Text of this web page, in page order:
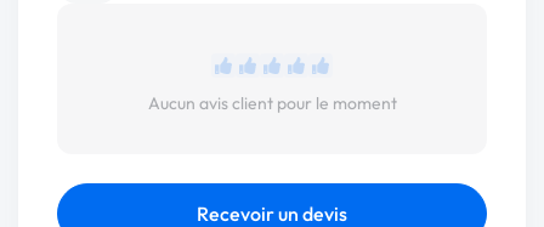
Aucun avis client pour le moment
Recevoir un devis